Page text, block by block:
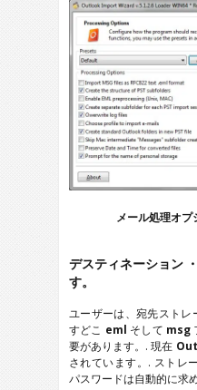
メール処理オ
デスティネーション
す。
ユーザーは、宛先ストレ
すどこ eml そして msg
要があります。. 現在
されています。. ストレ
パスワードは自動的に求